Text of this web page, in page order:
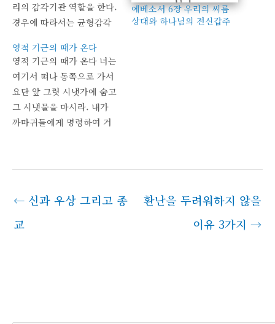
리의 감각기관 역할을 한다.
경우에 따라서는 균형감각
더듬이를 영어로는 안테니
antennae라고 한다. 곤충
은 더듬이를 쌍으로 갖고 있
으니 복수형으로 부른다. 하
지만 하나만 말할 땐 안테나
antenna라고 한다. 우리가
에베소서 6장 우리의 씨름
상대와 하나님의 전신갑주
영적 기근의 때가 온다
영적 기근의 때가 온다 너는
여기서 떠나 동쪽으로 가서
요단 앞 그릿 시냇가에 숨고
그 시냇물을 마시라. 내가
까마귀들에게 명령하여 거
서는 엘리야를 그릿 시냇가
가에' 숨기셨다는 것이 이해
가를 연상했기 때문이었다.
← 신과 우상 그리고 종
교
환난을 두려워하지 않을
이유 3가지 →